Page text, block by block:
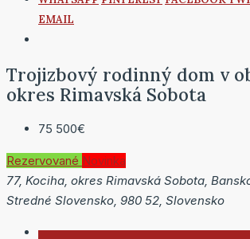
EMAIL
Trojizbový rodinný dom v
okres Rimavská Sobota
75 500€
Rezervované Novinka
77, Kociha, okres Rimavská Sobota,
Stredné Slovensko, 980 52, Slovensko